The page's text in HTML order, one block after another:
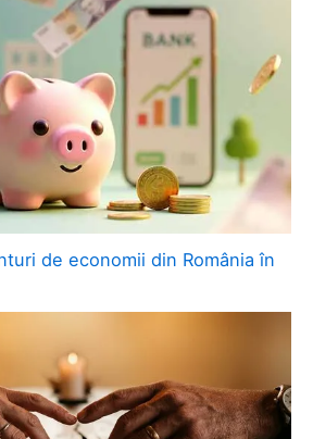
de economii din România în